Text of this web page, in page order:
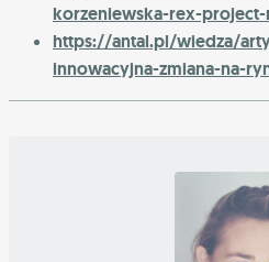
korzeniewska-rex-
https://antal.pl/wiedza/
innowacyjna-zmiana-na-